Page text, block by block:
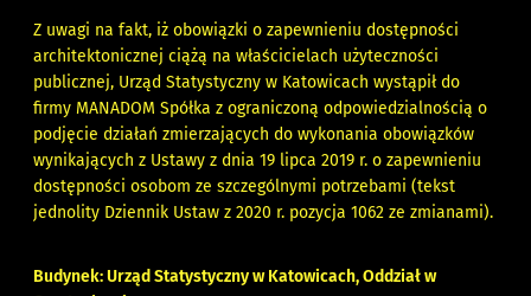
Z uwagi na fakt, iż obowiązki o zapewnieniu dostępności
architektonicznej ciążą na właścicielach użyteczności
publicznej, Urząd Statystyczny w Katowicach wystąpił do
firmy MANADOM Spółka z ograniczoną odpowiedzialnością o
podjęcie działań zmierzających do wykonania obowiązków
wynikających z Ustawy z dnia 19 lipca 2019 r. o zapewnieniu
dostępności osobom ze szczególnymi potrzebami (tekst
jednolity Dziennik Ustaw z 2020 r. pozycja 1062 ze zmianami).
Budynek: Urząd Statystyczny w Katowicach, Oddział w